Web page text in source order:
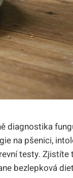
diagnostika
na pšenici,
testy. Zjistíte
bezlepková